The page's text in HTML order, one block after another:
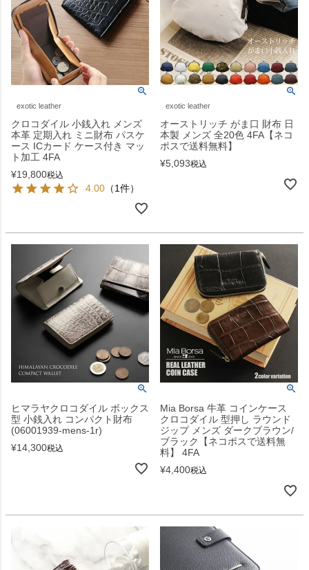
exotic leather
クロコダイル 小銭入れ メンズ
本革 定期入れ ミニ財布 パスケ
ース ICカード ケース付き マッ
ト加工 4FA
¥19,800税込
4.00 （1件）
exotic leather
オーストリッチ がま口 財布 日
本製 メンズ 全20色 4FA【ネコ
ポスで送料無料】
¥5,093税込
ヒマラヤクロコダイル ボックス
型 小銭入れ コンパクト財布
(06001939-mens-1r)
¥14,300税込
Mia Borsa 牛革 コインケース
クロコダイル 型押し ラウンド
ジップ メンズ ダークブラウン/
ブラック【ネコポスで送料無
料】 4FA
¥4,400税込